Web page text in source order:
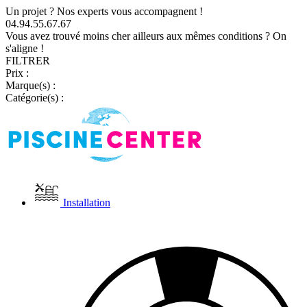
Un projet ? Nos experts vous accompagnent !
04.94.55.67.67
Vous avez trouvé moins cher ailleurs aux mêmes conditions ? On
s'aligne !
FILTRER
Prix :
Marque(s) :
Catégorie(s) :
Installation